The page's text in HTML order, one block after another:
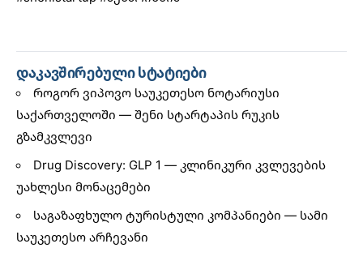
დაკავშირებული სტატიები
როგორ ვიპოვო საუკეთესო ნოტარიუსი
საქართველოში — შენი სტარტაპის რუკის
გზამკვლევი
Drug Discovery: GLP 1 — კლინიკური კვლევების
უახლესი მონაცემები
საგაზაფხულო ტურისტული კომპანიები — სამი
საუკეთესო არჩევანი